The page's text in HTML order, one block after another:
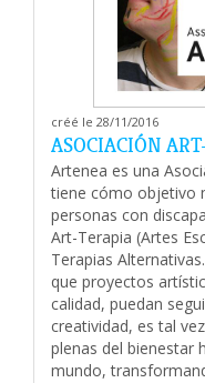
créé le 28/11/2016
ASOCIACIÓN
Artenea es una
tiene cómo objetivo
personas con
Art-Terapia (Artes
Terapias
que proyectos
calidad, puedan
creatividad, es tal
plenas del bienestar
mundo,